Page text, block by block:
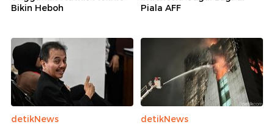
Bikin Heboh
Piala AFF
detikNews
detikNews